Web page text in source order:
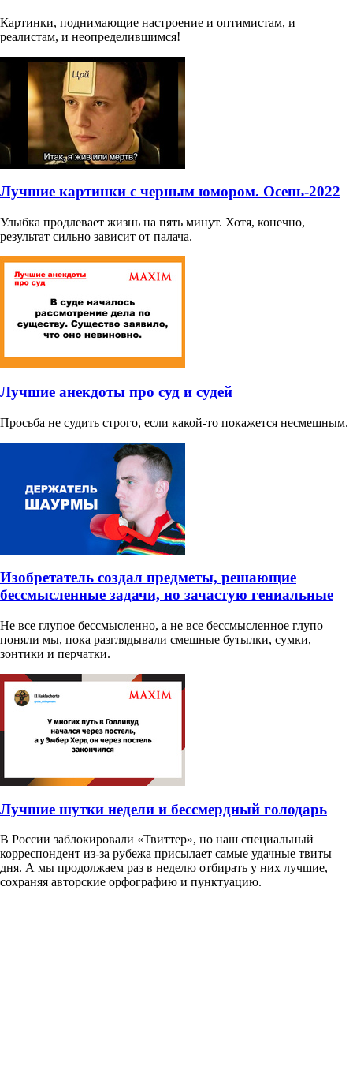
Картинки, поднимающие настроение и оптимистам, и
реалистам, и неопределившимся!
Лучшие картинки с черным юмором. Осень-2022
Улыбка продлевает жизнь на пять минут. Хотя, конечно,
результат сильно зависит от палача.
Лучшие анекдоты про суд и судей
Просьба не судить строго, если какой-то покажется несмешным.
Изобретатель создал предметы, решающие
бессмысленные задачи, но зачастую гениальные
Не все глупое бессмысленно, а не все бессмысленное глупо —
поняли мы, пока разглядывали смешные бутылки, сумки,
зонтики и перчатки.
Лучшие шутки недели и бессмердный голодарь
В России заблокировали «Твиттер», но наш специальный
корреспондент из-за рубежа присылает самые удачные твиты
дня. А мы продолжаем раз в неделю отбирать у них лучшие,
сохраняя авторские орфографию и пунктуацию.